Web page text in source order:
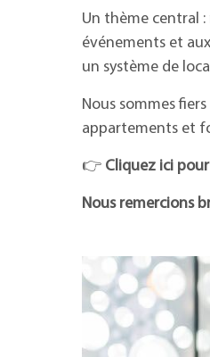
Un thème central
événements et
un système de
Nous sommes
appartements et
👉 Cliquez ici
Nous remercions